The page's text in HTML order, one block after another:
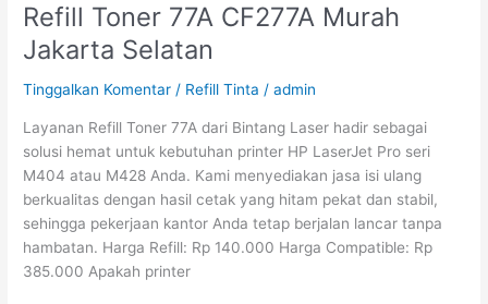
Refill Toner 77A CF277A Murah
Jakarta Selatan
Tinggalkan Komentar / Refill Tinta /admin
Layanan Refill Toner 77A dari Bintang Laser hadir sebagai
solusi hemat untuk kebutuhan printer HP LaserJet Pro seri
M404 atau M428 Anda. Kami menyediakan jasa isi ulang
berkualitas dengan hasil cetak yang hitam pekat dan stabil,
sehingga pekerjaan kantor Anda tetap berjalan lancar tanpa
hambatan. Harga Refill: Rp 140.000 Harga Compatible: Rp
385.000 Apakah printer
Refill
Toner
77A
CF277A
Jakarta
Selatan